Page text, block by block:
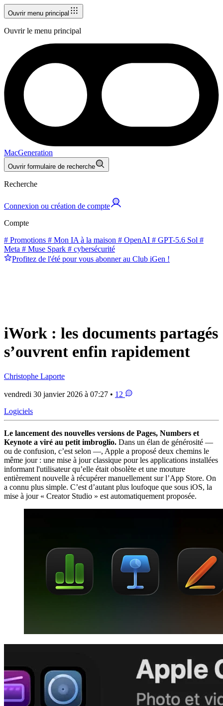
Ouvrir menu principal
Ouvrir le menu principal
MacGeneration
Ouvrir formulaire de recherche
Recherche
Connexion ou création de compte
Compte
# Promotions # Mon IA à la maison # OpenAI # GPT-5.6 Sol #
Meta # Muse Spark # cybersécurité
Profitez de l'été pour vous abonner au Club iGen !
iWork : les documents partagés
s’ouvrent enfin rapidement
Christophe Laporte
vendredi 30 janvier 2026 à 07:27 • 12
Logiciels
Le lancement des nouvelles versions de Pages, Numbers et
Keynote a viré au petit imbroglio. Dans un élan de générosité —
ou de confusion, c’est selon —, Apple a proposé deux chemins le
même jour : une mise à jour classique pour les applications installées
informant l'utilisateur qu’elle était obsolète et une mouture
entièrement nouvelle à récupérer manuellement sur l’App Store. On
a connu plus simple. C’est d’autant plus loufoque que sous iOS, la
mise à jour « Creator Studio » est automatiquement proposée.